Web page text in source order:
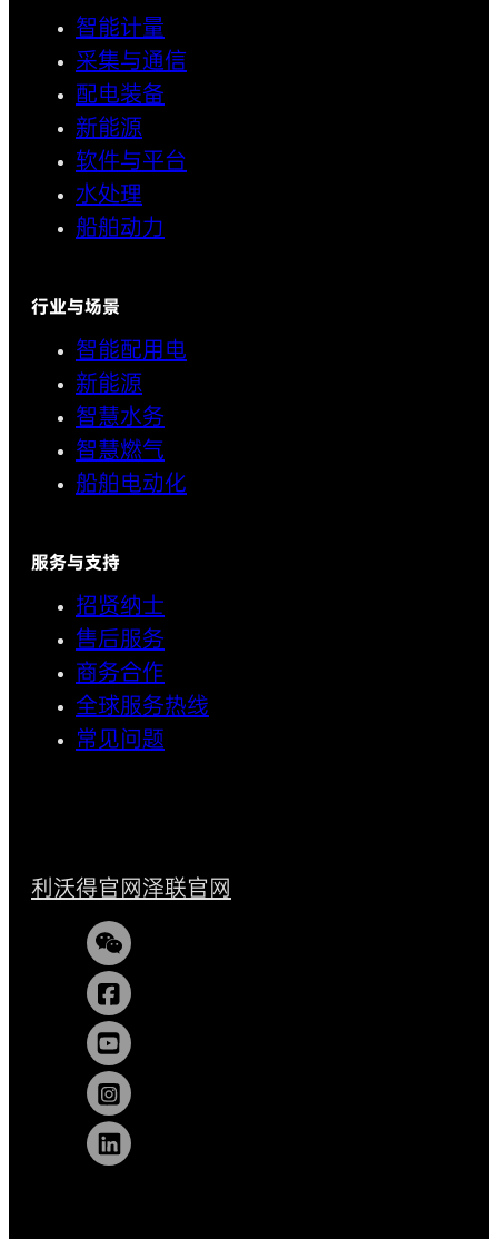
智能计量
采集与通信
配电装备
新能源
软件与平台
水处理
船舶动力
行业与场景
智能配用电
新能源
智慧水务
智慧燃气
船舶电动化
服务与支持
招贤纳士
售后服务
商务合作
全球服务热线
常见问题
利沃得官网泽联官网